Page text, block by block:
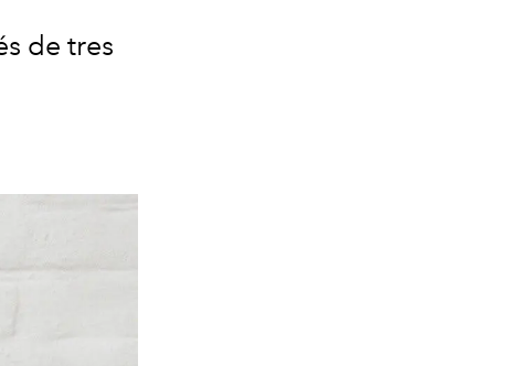
de tres